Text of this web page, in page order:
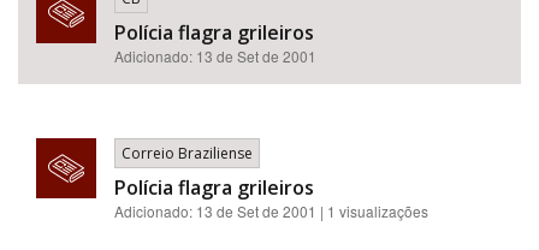
Polícia flagra grileiros
Adicionado: 13 de Set de 2001
Correio Braziliense
Polícia flagra grileiros
Adicionado: 13 de Set de 2001 | 1 visualizações